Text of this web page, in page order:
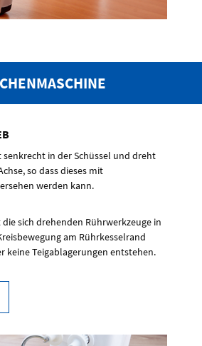
senkrecht in der Schüssel und dreht
so dass dieses mit
werden kann.
sich drehenden Rührwerkzeuge in
am Rührkesselrand
keine Teigablagerungen entstehen.